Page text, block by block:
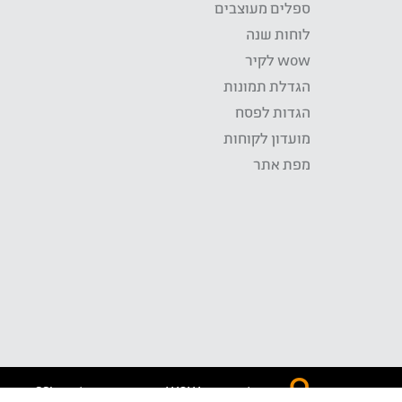
ספלים מעוצבים
לוחות שנה
wow לקיר
הגדלת תמונות
הגדות לפסח
מועדון לקוחות
מפת אתר
התשלום באתר WOW מאובטח בטכנולוגית SSL